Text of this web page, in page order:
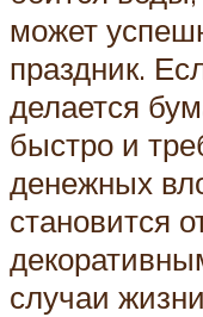
может
праздник.
делается
быстро и
денежных
становится
случаи